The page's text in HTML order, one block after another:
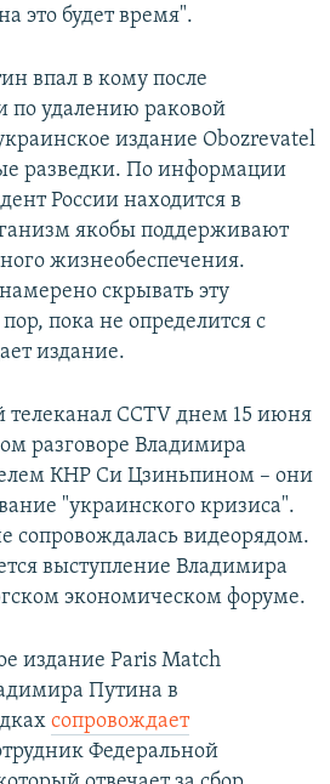
это будет время".
впал в кому после
по удалению раковой
издание Obozrevatel
разведки. По информации
России находится в
якобы поддерживают
жизнеобеспечения.
скрывать эту
пока не определится с
издание.
CCTV днем 15 июня
разговоре Владимира
КНР Си Цзиньпином – они
"украинского кризиса".
сопровождалась видеорядом.
выступление Владимира
экономическом форуме.
издание Paris Match
Путина в
сопровождает
Федеральной